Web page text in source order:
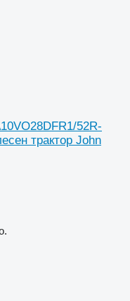
52R-
трактор John